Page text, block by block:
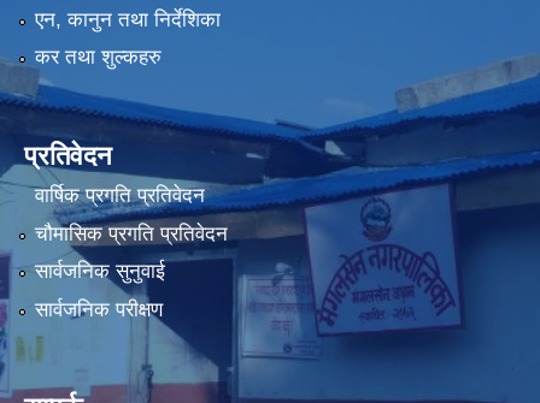
एन, कानुन तथा निर्देशिका
कर तथा शुल्कहरु
प्रतिवेदन
वार्षिक प्रगति प्रतिवेदन
चौमासिक प्रगति प्रतिवेदन
सार्वजनिक सुनुवाई
सार्वजनिक परीक्षण